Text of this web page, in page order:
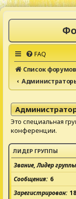
FAQ
Список форумов
Это специальная
конференции.
ЛИДЕР ГРУППЫ
Звание, Лидер группы
Сообщения 6
Зарегистрирован